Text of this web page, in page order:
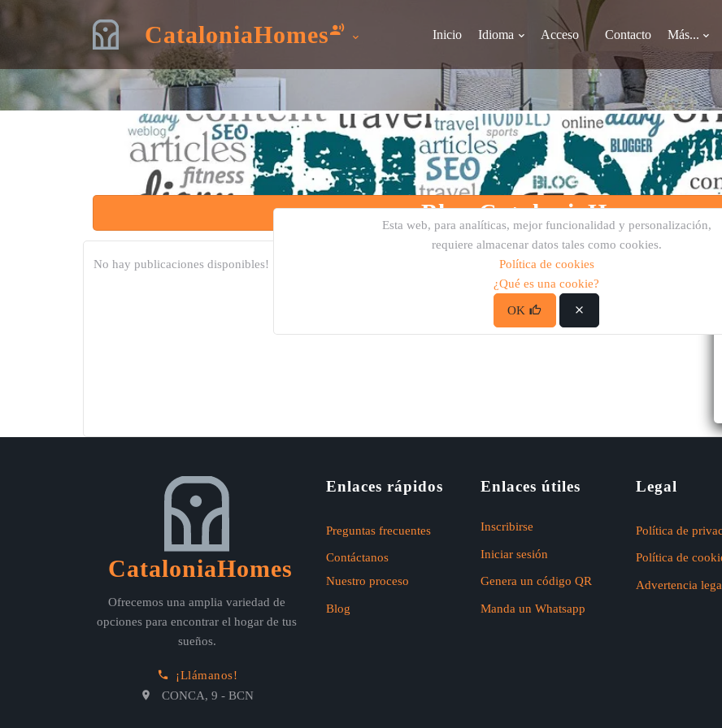
CataloniaHomes Inicio Idioma Acceso Contacto Más...
Blog CataloniaHomes:
No hay publicaciones disponibles!
CataloniaHomes
Ofrecemos una amplia variedad de
opciones para encontrar el hogar de tus
sueños.
¡Llámanos!
CONCA, 9 - BCN
Enlaces rápidos
Preguntas frecuentes
Contáctanos
Nuestro proceso
Blog
Enlaces útiles
Inscribirse
Iniciar sesión
Genera un código QR
Manda un Whatsapp
Legal
Política de
Política de
Advertencia
Esta web, para analíticas, mejor funcionalidad y personalización,
requiere almacenar datos tales como cookies.
Política de cookies
¿Qué es una cookie?
OK